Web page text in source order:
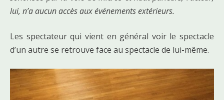
lui, n’a aucun accès aux événements extérieurs.
Les spectateur qui vient en général voir le spectacle
d’un autre se retrouve face au spectacle de lui-même.